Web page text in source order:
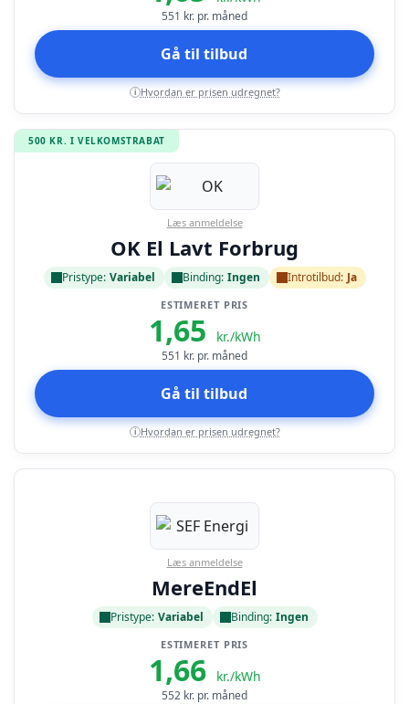
551 kr. pr. måned
Gå til tilbud
i Hvordan er prisen udregnet?
500 KR. I VELKOMSTRABAT
Læs anmeldelse
OK El Lavt Forbrug
Pristype: Variabel Binding: Ingen Introtilbud: Ja
ESTIMERET PRIS
1,65 kr./kWh
551 kr. pr. måned
Gå til tilbud
i Hvordan er prisen udregnet?
Læs anmeldelse
MereEndEl
Pristype: Variabel Binding: Ingen
ESTIMERET PRIS
1,66 kr./kWh
552 kr. pr. måned